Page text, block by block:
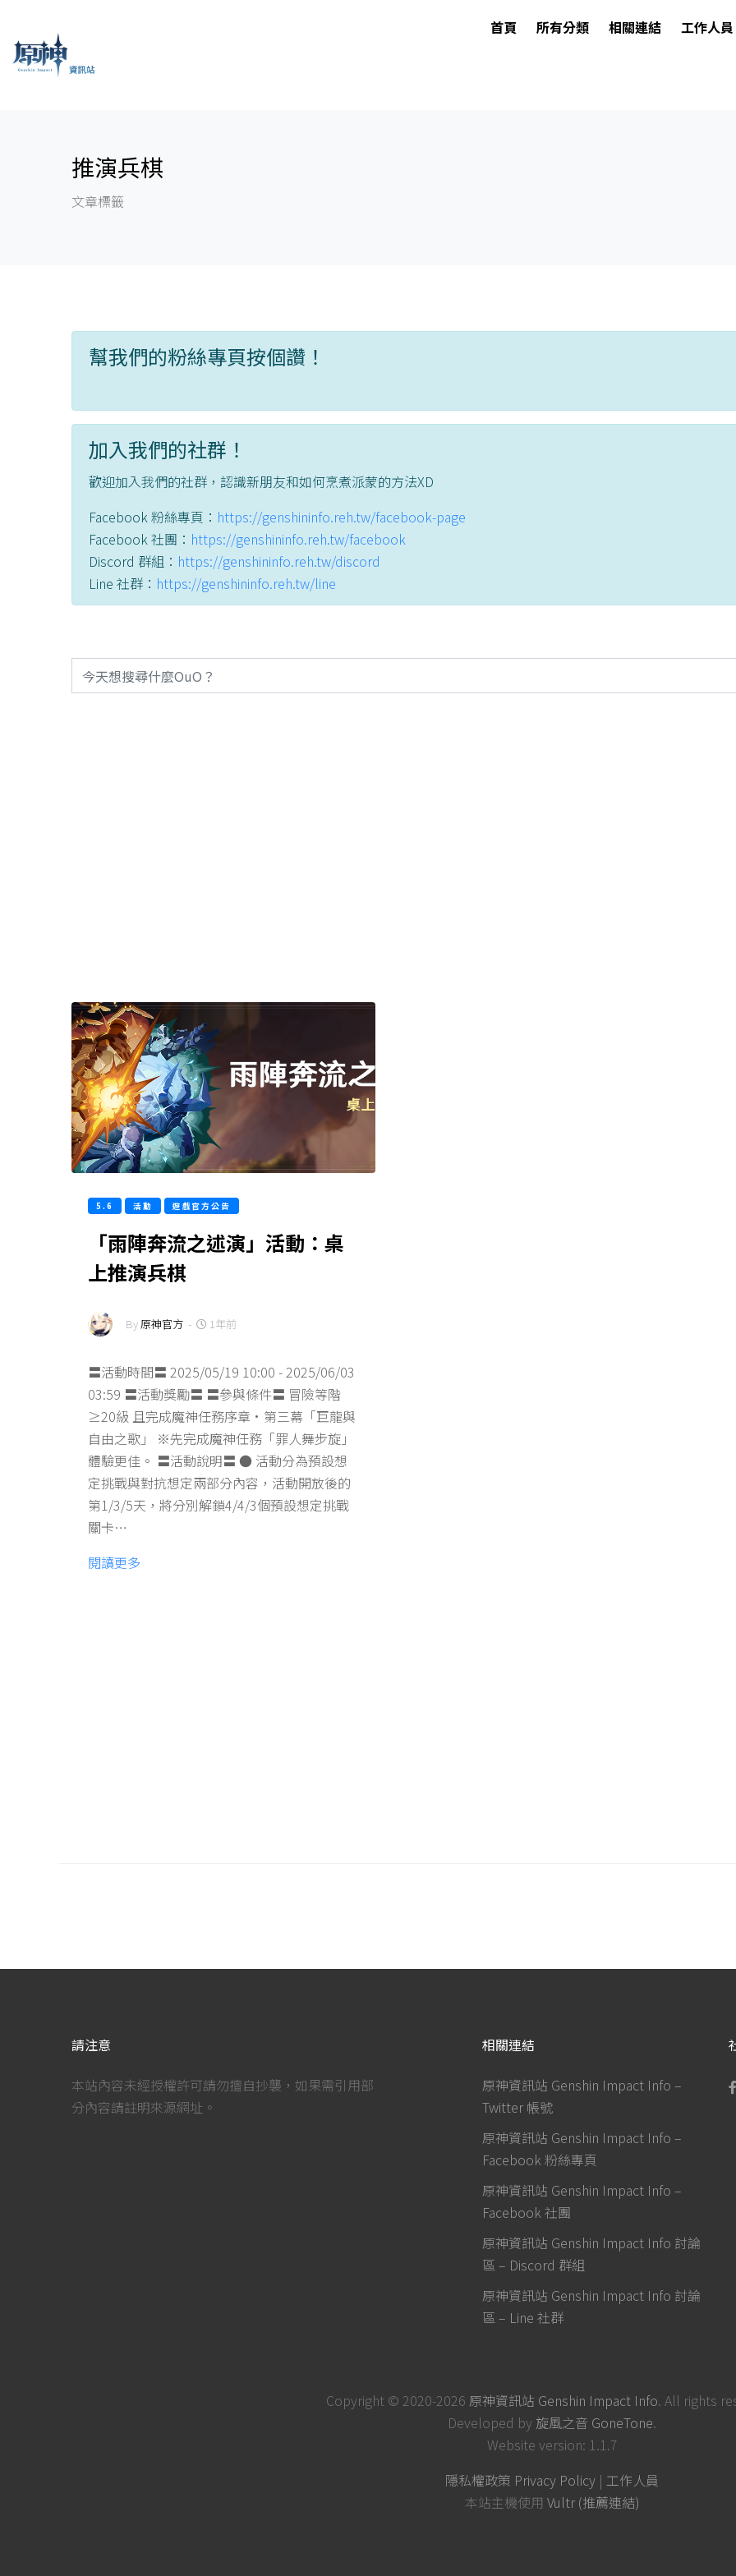
首頁 所有分類 相關連結 工作人員
推演兵棋
文章標籤
幫我們的粉絲專頁按個讚！
加入我們的社群！
歡迎加入我們的社群，認識新朋友和如何烹煮派蒙的方法XD
Facebook 粉絲專頁： https://genshininfo.reh.tw/facebook-page
Facebook 社團： https://genshininfo.reh.tw/facebook
Discord 群組： https://genshininfo.reh.tw/discord
Line 社群： https://genshininfo.reh.tw/line
5.6 活動 遊戲官方公告
「雨陣奔流之述演」活動：桌
上推演兵棋
By原神官方 - 1年前
〓活動時間〓 2025/05/19 10:00 - 2025/06/03
03:59 〓活動獎勵〓 〓參與條件〓 冒險等階
≥20級 且完成魔神任務序章·第三幕「巨龍與
自由之歌」 ※先完成魔神任務「罪人舞步旋」
體驗更佳。 〓活動說明〓 ● 活動分為預設想
定挑戰與對抗想定兩部分內容，活動開放後的
第1/3/5天，將分別解鎖4/4/3個預設想定挑戰
關卡…
閱讀更多
請注意
本站內容未經授權許可請勿擅自抄襲，如果需引用部
分內容請註明來源網址。
相關連結
原神資訊站 Genshin Impact Info –
Twitter 帳號
原神資訊站 Genshin Impact Info –
Facebook 粉絲專頁
原神資訊站 Genshin Impact Info –
Facebook 社團
原神資訊站 Genshin Impact Info 討論
區 – Discord 群組
原神資訊站 Genshin Impact Info 討論
區 – Line 社群
Copyright © 2020-2026 原神資訊站 Genshin Impact Info. All rights
Developed by 旋風之音 GoneTone.
Website version: 1.1.7
隱私權政策 Privacy Policy | 工作人員
本站主機使用 Vultr (推薦連結)